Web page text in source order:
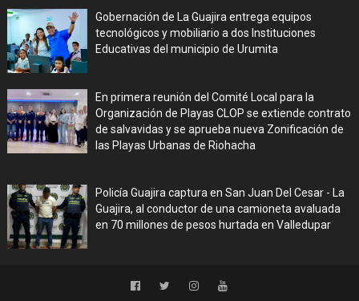
Gobernación de La Guajira entrega equipos
tecnológicos y mobiliario a dos Instituciones
Educativas del municipio de Urumita
En primera reunión del Comité Local para la
Organización de Playas CLOP se extiende contrato
de salvavidas y se aprueba nueva Zonificación de
las Playas Urbanas de Riohacha
Policía Guajira captura en San Juan Del Cesar - La
Guajira, al conductor de una camioneta avaluada
en 70 millones de pesos hurtada en Valledupar